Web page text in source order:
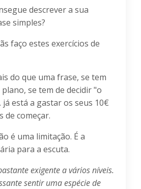
descrever a sua
simples?
faço estes exercícios de
do que uma frase, se tem
se tem de decidir "o
já está a gastar os seus 10€
de começar.
é uma limitação. É a
para a escuta.
exigente a vários níveis.
sentir uma espécie de